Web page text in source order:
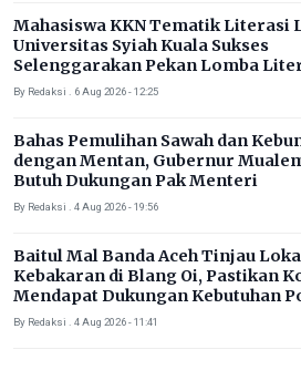
Mahasiswa KKN Tematik Literasi
Universitas Syiah Kuala Sukses
Selenggarakan Pekan Lomba
Gampong Rhieng Blang
By Redaksi . 6 Aug 2026 - 12:25
Bahas Pemulihan Sawah dan
dengan Mentan, Gubernur
Butuh Dukungan Pak Menteri
By Redaksi . 4 Aug 2026 - 19:56
Baitul Mal Banda Aceh Tinjau
Kebakaran di Blang Oi, Pastikan
Mendapat Dukungan Kebutuhan
By Redaksi . 4 Aug 2026 - 11:41